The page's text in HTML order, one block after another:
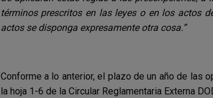
términos prescritos en las leyes o en los actos
actos se disponga expresamente otra cosa.”
Conforme a lo anterior, el plazo de un año de las
la hoja 1-6 de la Circular Reglamentaria Externa